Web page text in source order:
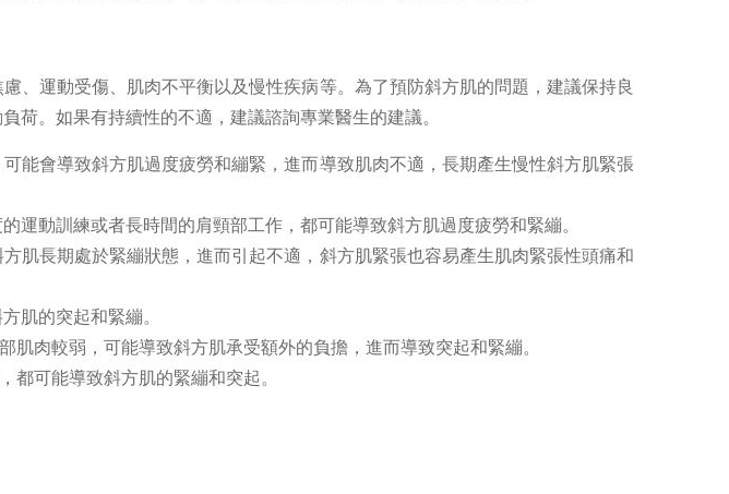
、運動受傷、肌肉不平衡以及慢性疾病等。為了預防斜方肌的問題，建議保持良
荷。如果有持續性的不適，建議諮詢專業醫生的建議。
能會導致斜方肌過度疲勞和繃緊，進而導致肌肉不適，長期產生慢性斜方肌緊張
運動訓練或者長時間的肩頸部工作，都可能導致斜方肌過度疲勞和緊繃。
肌長期處於緊繃狀態，進而引起不適，斜方肌緊張也容易產生肌肉緊張性頭痛和
肌的突起和緊繃。
肉較弱，可能導致斜方肌承受額外的負擔，進而導致突起和緊繃。
都可能導致斜方肌的緊繃和突起。